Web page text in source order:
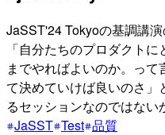
JaSST'24 Tokyoの基調講
「自分たちのプロダクト
までやればよいのか。って
て決めていけば良いのさ」
るセッションなのではない
JaSST Test 品質